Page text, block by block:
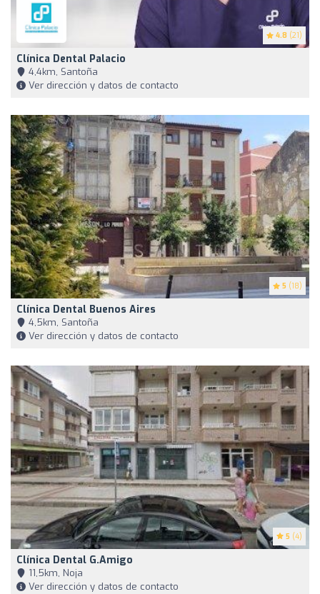
4.8 (21)
Clínica Dental Palacio
4,4km, Santoña
Ver dirección y datos de contacto
5 (18)
Clínica Dental Buenos Aires
4,5km, Santoña
Ver dirección y datos de contacto
5 (4)
Clínica Dental G.Amigo
11,5km, Noja
Ver dirección y datos de contacto